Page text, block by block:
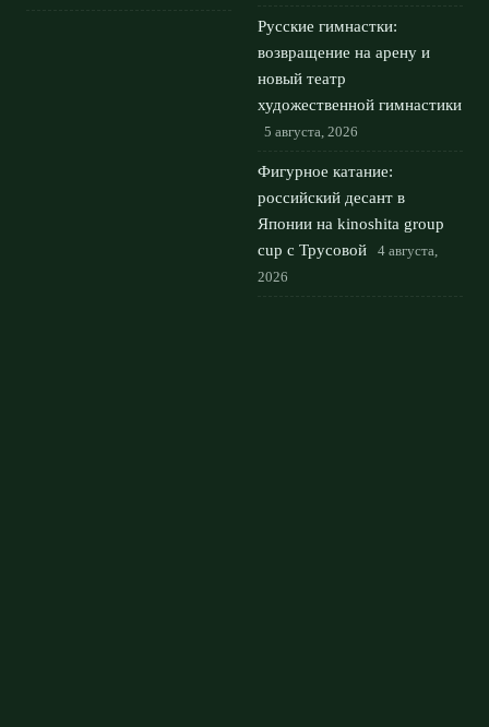
Русские гимнастки:
возвращение на арену и
новый театр
художественной гимнастики
5 августа, 2026
Фигурное катание:
российский десант в
Японии на kinoshita group
cup с Трусовой
4 августа,
2026